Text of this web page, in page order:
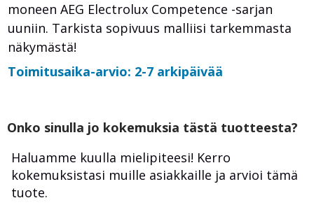
moneen AEG Electrolux Competence -sarjan
uuniin. Tarkista sopivuus malliisi tarkemmasta
näkymästä!
Toimitusaika-arvio: 2-7 arkipäivää
Onko sinulla jo kokemuksia tästä tuotteesta?
Haluamme kuulla mielipiteesi! Kerro
kokemuksistasi muille asiakkaille ja arvioi tämä
tuote.